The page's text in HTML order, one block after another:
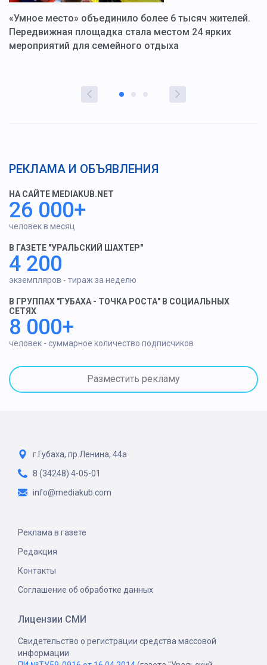
«Умное место» объединило более 6 тысяч жителей.
Передвижная площадка стала местом 24 ярких
мероприятий для семейного отдыха
РЕКЛАМА И ОБЪЯВЛЕНИЯ
НА САЙТЕ MEDIAKUB.NET
26 000+
человек в месяц
В ГАЗЕТЕ "УРАЛЬСКИЙ ШАХТЕР"
4 200
экземпляров - тираж за неделю
В ГРУППАХ "ГУБАХА - ТОЧКА РОСТА" В СОЦИАЛЬНЫХ
СЕТЯХ
8 000+
человек - суммарное количество подписчиков
Разместить рекламу
г.Губаха, пр.Ленина, 44а
8 (34248) 4-05-01
info@mediakub.com
Реклама в газете
Редакция
Контакты
Соглашение об обработке данных
Лицензии СМИ
Свидетельство о регистрации средства массовой
информации